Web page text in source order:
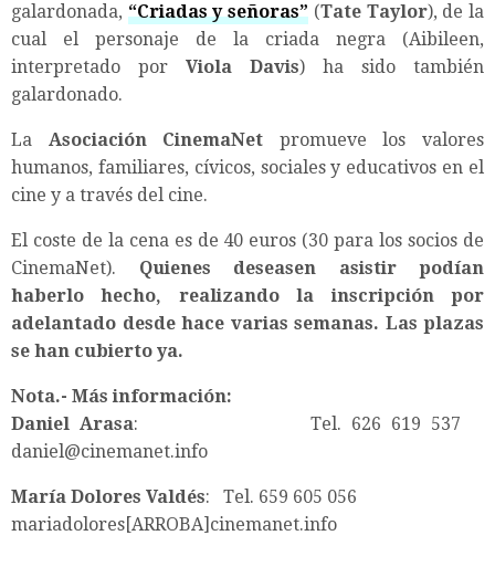
galardonada, “Criadas y señoras” (Tate Taylor), de la
cual el personaje de la criada negra (Aibileen,
interpretado por Viola Davis) ha sido también
galardonado.
La Asociación CinemaNet promueve los valores
humanos, familiares, cívicos, sociales y educativos en el
cine y a través del cine.
El coste de la cena es de 40 euros (30 para los socios de
CinemaNet). Quienes deseasen asistir podían
haberlo hecho, realizando la inscripción por
adelantado desde hace varias semanas. Las plazas
se han cubierto ya.
Nota.- Más información:
Daniel Arasa: Tel. 626 619 537
daniel@cinemanet.info
María Dolores Valdés: Tel. 659 605 056
mariadolores[ARROBA]cinemanet.info